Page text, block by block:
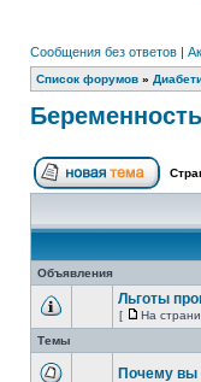
Сообщения без ответов |
Список форумов »
Объявления
Льготы
[ На
Темы
Почему вы